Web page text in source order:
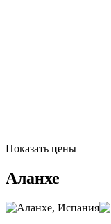
Показать цены
Аланхе